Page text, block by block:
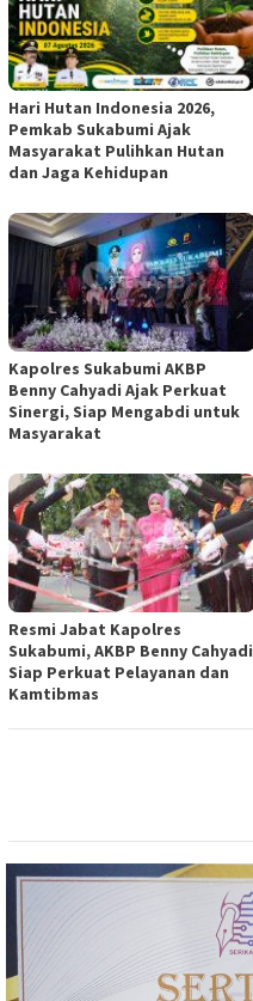
Hari Hutan Indonesia 2026,
Pemkab Sukabumi Ajak
Masyarakat Pulihkan Hutan
dan Jaga Kehidupan
Kapolres Sukabumi AKBP
Benny Cahyadi Ajak Perkuat
Sinergi, Siap Mengabdi untuk
Masyarakat
Resmi Jabat Kapolres
Sukabumi, AKBP Benny Cahyadi
Siap Perkuat Pelayanan dan
Kamtibmas